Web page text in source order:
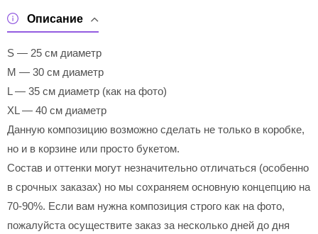
Описание
S — 25 см диаметр
M — 30 см диаметр
L — 35 см диаметр (как на фото)
XL — 40 см диаметр
Данную композицию возможно сделать не только в коробке,
но и в корзине или просто букетом.
Состав и оттенки могут незначительно отличаться (особенно
в срочных заказах) но мы сохраняем основную концепцию на
70-90%. Если вам нужна композиция строго как на фото,
пожалуйста осуществите заказ за несколько дней до дня